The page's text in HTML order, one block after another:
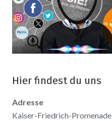
Hier findest du uns
Adresse
Kaiser-Friedrich-Promenade